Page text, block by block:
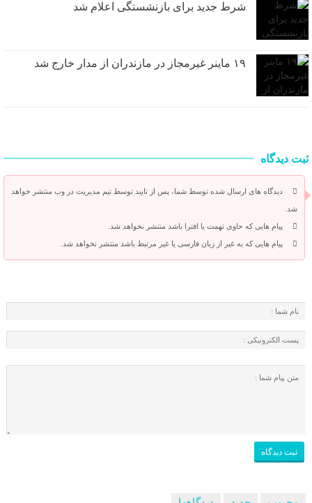
شرط جدید برای بازنشستگی اعلام شد
۱۹ ماینر غیرمجاز در مازندران از مدار خارج شد
ثبت دیدگاه
دیدگاه های ارسال شده توسط شما، پس از تایید توسط تیم مدیریت در وب منتشر خواهد
شد.
پیام هایی که حاوی تهمت یا افترا باشد منتشر نخواهد شد.
پیام هایی که به غیر از زبان فارسی یا غیر مرتبط باشد منتشر نخواهد شد.